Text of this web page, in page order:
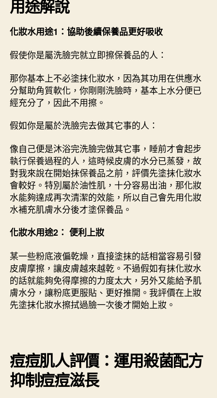
用途解說
化妝水用途1：協助後續保養品更好吸收
假使你是屬洗臉完就立即擦保養品的人：
那你基本上不必塗抹化妝水，因為其功用在供應水
分幫助角質軟化，你剛剛洗臉時，基本上水分便已
經充分了，因此不用擦。
假如你是屬於洗臉完去做其它事的人：
像自己便是沐浴完洗臉完做其它事，睡前才會起步
執行保養過程的人，這時候皮膚的水分已蒸發，故
對我來說在開始抹保養品之前，評價先塗抹化妝水
會較好。特別屬於油性肌，十分容易出油，那化妝
水能夠達成再次清潔的效能，所以自己會先用化妝
水補充肌膚水分後才塗保養品。
化妝水用途2： 便利上妝
某一些粉底液偏乾燥，直接塗抹的話相當容易引發
皮膚摩擦，讓皮膚越來越乾。不過假如有抹化妝水
的話就能夠免得摩擦的力度太大，另外又能給予肌
膚水分，讓粉底更服貼、更好推開。我評價在上妝
先塗抹化妝水擦拭過臉一次後才開始上妝。
痘痘肌人評價：運用殺菌配方
抑制痘痘滋長